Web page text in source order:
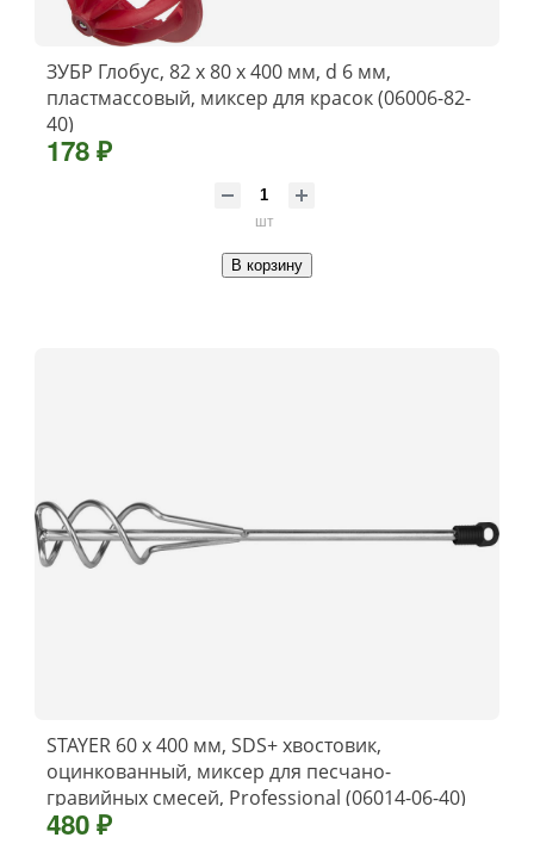
ЗУБР Глобус, 82 х 80 х 400 мм, d 6 мм,
пластмассовый, миксер для красок (06006-82-
40)
178 ₽
шт
В корзину
STAYER 60 x 400 мм, SDS+ хвостовик,
оцинкованный, миксер для песчано-
гравийных смесей, Professional (06014-06-40)
480 ₽